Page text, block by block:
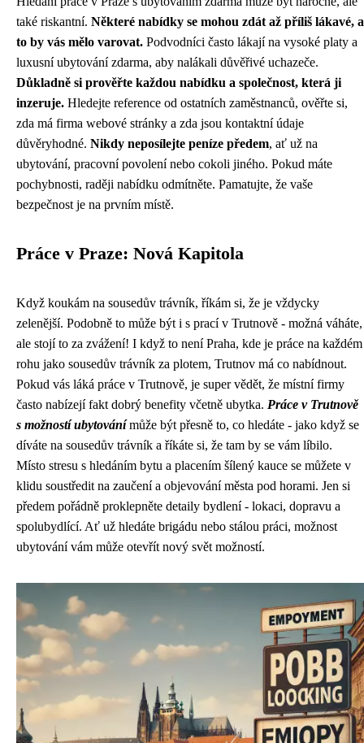
také riskantní. Některé nabídky se mohou zdát až příliš lákavé, a
to by vás mělo varovat. Podvodníci často lákají na vysoké platy a
luxusní ubytování zdarma, aby nalákali důvěřivé uchazeče.
Důkladně si prověřte každou nabídku a společnost, která ji
inzeruje. Hledejte reference od ostatních zaměstnanců, ověřte si,
zda má firma webové stránky a zda jsou kontaktní údaje
důvěryhodné. Nikdy neposílejte peníze předem, ať už na
ubytování, pracovní povolení nebo cokoli jiného. Pokud máte
pochybnosti, raději nabídku odmítněte. Pamatujte, že vaše
bezpečnost je na prvním místě.
Práce v Praze: Nová Kapitola
Když koukám na sousedův trávník, říkám si, že je vždycky
zelenější. Podobně to může být i s prací v Trutnově - možná váháte,
ale stojí to za zvážení! I když to není Praha, kde je práce na každém
rohu jako sousedův trávník za plotem, Trutnov má co nabídnout.
Pokud vás láká práce v Trutnově, je super vědět, že místní firmy
často nabízejí fakt dobrý benefity včetně ubytka. Práce v Trutnově
s možností ubytovánímůže být přesně to, co hledáte - jako když se
díváte na sousedův trávník a říkáte si, že tam by se vám líbilo.
Místo stresu s hledáním bytu a placením šílený kauce se můžete v
klidu soustředit na zaučení a objevování města pod horami. Jen si
předem pořádně proklepněte detaily bydlení - lokaci, dopravu a
spolubydlící. Ať už hledáte brigádu nebo stálou práci, možnost
ubytování vám může otevřít nový svět možností.